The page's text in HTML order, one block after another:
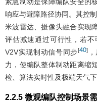
响应与避障路径协同。其控
米波雷达、摄像头融合实现
评估减速通过可行性，若
V2V实现制动信号同步[40]
力，使编队整体制动距离缩
检、算法实时性及极端天气
2.2.5 微观编队控制场景